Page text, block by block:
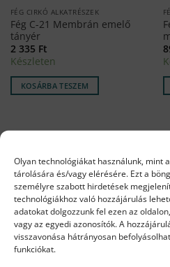
Olyan technológiákat használunk, mint
tárolására és/vagy elérésére. Ezt a
személyre szabott hirdetések
technológiákhoz való hozzájárulás
adatokat dolgozzunk fel ezen az
vagy az egyedi azonosítók. A
visszavonása hátrányosan
funkciókat.
FÉG CIRKÓ ALKATRÉSZEK
Fég C-21 Membrán emelő
tányér
2 335 Ft
Készleten
KOSÁRBA TESZEM